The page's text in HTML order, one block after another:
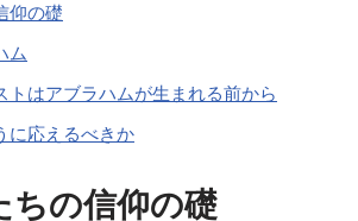
仰の礎
ム
トはアブラハムが生まれる前から
に応えるべきか
ちの信仰の礎